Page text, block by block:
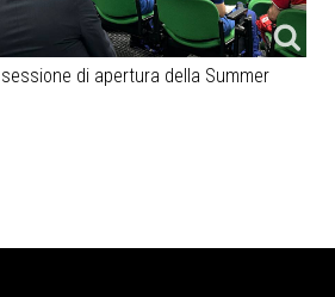
di apertura della Summer